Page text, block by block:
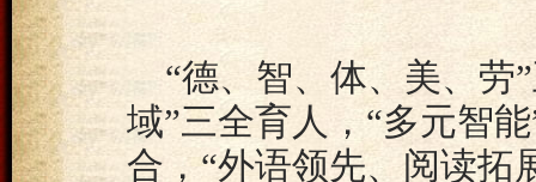
“德、智、体、美、劳
域”三全育人，“多元智
合，“外语领先、阅读拓